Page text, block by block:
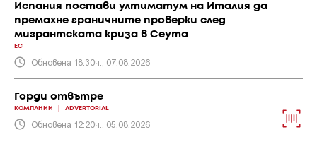
Испания постави ултиматум на Италия да
премахне граничните проверки след
мигрантската криза в Сеута
ЕС
Обновена 18:30ч., 07.08.2026
Горди отвътре
КОМПАНИИ ADVERTORIAL
Обновена 12:20ч., 05.08.2026